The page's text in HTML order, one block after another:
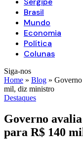
Brasil
Mundo
Economia
Política
Colunas
Siga-nos
Home » Blog »
mil, diz ministro
Destaques
Governo
para R$ 140